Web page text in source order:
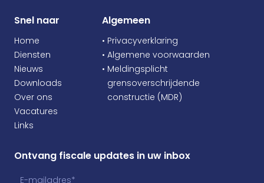
Snel naar
Home
Diensten
Nieuws
Downloads
Over ons
Vacatures
Links
Algemeen
• Privacyverklaring
• Algemene voorwaarden
• Meldingsplicht
grensoverschrijdende
constructie (MDR)
Ontvang fiscale updates in uw inbox